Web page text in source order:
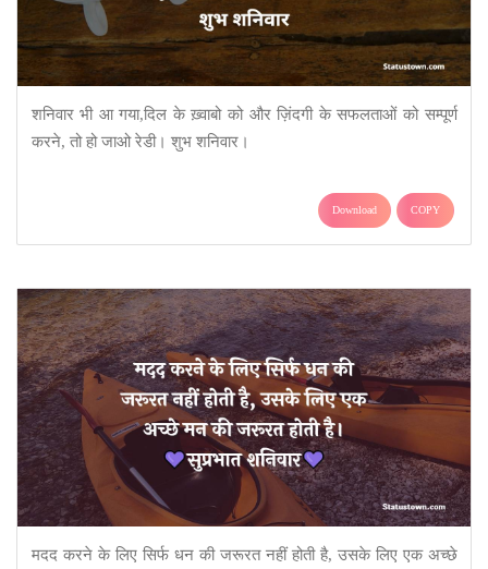
शनिवार भी आ गया,दिल के ख़्वाबो को और ज़िंदगी के सफलताओं को सम्पूर्ण
करने, तो हो जाओ रेडी। शुभ शनिवार।
Download COPY
मदद करने के लिए सिर्फ धन की जरूरत नहीं होती है, उसके लिए एक अच्छे